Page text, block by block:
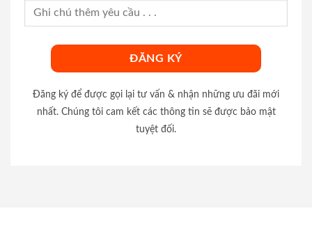
Đăng ký để được gọi lại tư vấn & nhận những ưu đãi mới
nhất. Chúng tôi cam kết các thông tin sẽ được bảo mật
tuyệt đối.